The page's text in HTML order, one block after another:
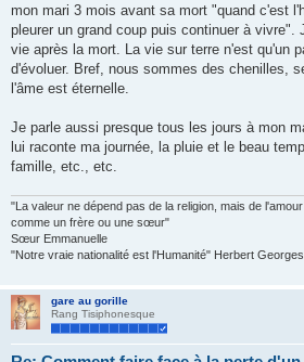
mon mari 3 mois avant sa mort "quand c'est
pleurer un grand coup puis continuer à vivre".
vie après la mort. La vie sur terre n'est qu'un
d'évoluer. Bref, nous sommes des chenilles,
l'âme est éternelle.
Je parle aussi presque tous les jours à mon
lui raconte ma journée, la pluie et le beau
famille, etc., etc.
"La valeur ne dépend pas de la religion, mais de
comme un frère ou une sœur"
Sœur Emmanuelle
"Notre vraie nationalité est l'Humanité" Herbert
gare au gorille
Rang Tisiphonesque